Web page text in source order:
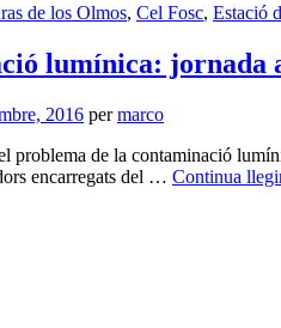
de los Olmos, Cel Fosc, Estació
lumínica: jornada
2016 per marco
problema de la contaminació
encarregats del … Continua